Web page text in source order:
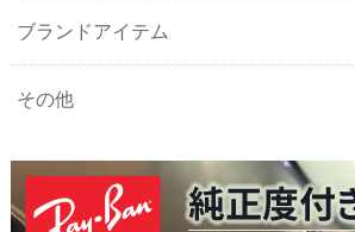
ブランドアイテム
その他